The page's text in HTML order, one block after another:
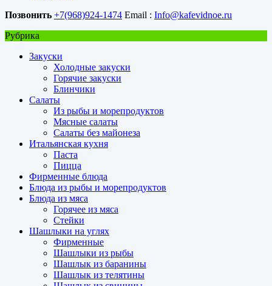
Позвонить +7(968)924-1474 Email : Info@kafevidnoe.ru
Рубрика
Закуски
Холодные закуски
Горячие закуски
Блинчики
Салаты
Из рыбы и морепродуктов
Мясные салаты
Салаты без майонеза
Итальянская кухня
Паста
Пицца
Фирменные блюда
Блюда из рыбы и морепродуктов
Блюда из мяса
Горячее из мяса
Стейки
Шашлыки на углях
Фирменные
Шашлыки из рыбы
Шашлык из баранины
Шашлык из телятины